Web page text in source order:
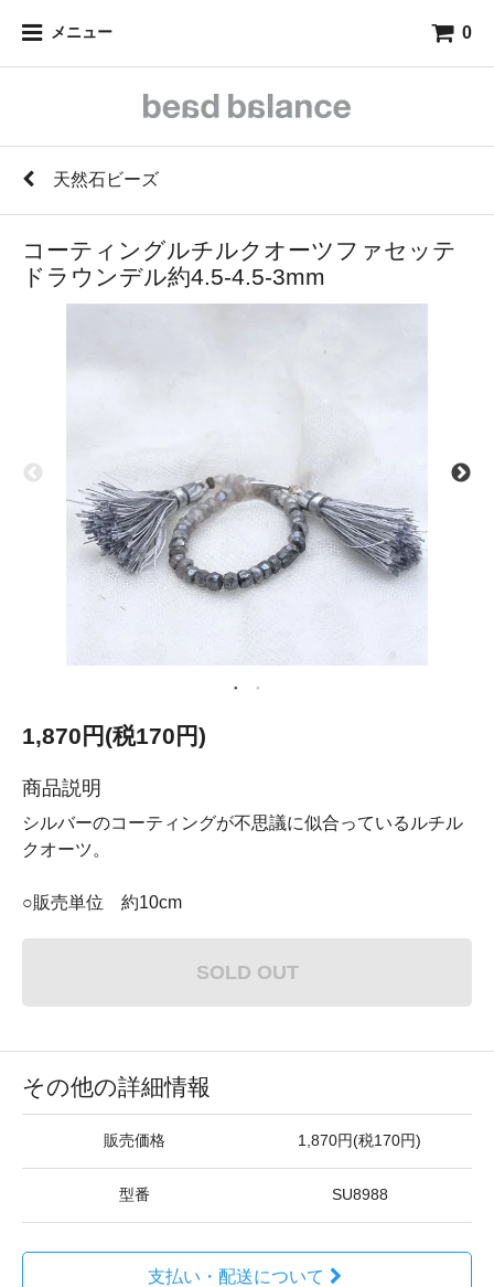
メニュー 0
天然石ビーズ
コーティングルチルクオーツファセッテ
ドラウンデル約4.5-4.5-3mm
1,870円(税170円)
商品説明
シルバーのコーティングが不思議に似合っているルチル
クオーツ。
○販売単位 約10cm
SOLD OUT
その他の詳細情報
販売価格 1,870円(税170円)
型番 SU8988
支払い・配送について